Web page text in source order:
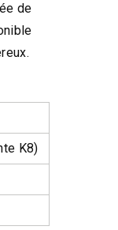
de
K8)